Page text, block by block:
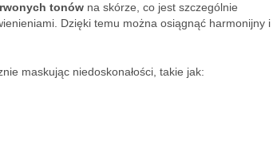
tonów na skórze, co jest szczególnie
Dzięki temu można osiągnąć harmonijny i
maskując niedoskonałości, takie jak: